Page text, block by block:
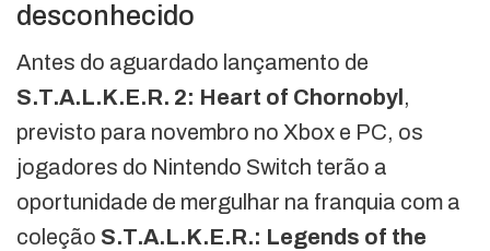
desconhecido
Antes do aguardado lançamento de
S.T.A.L.K.E.R. 2: Heart of Chornobyl ,
previsto para novembro no Xbox e PC, os
jogadores do Nintendo Switch terão a
oportunidade de mergulhar na franquia com a
coleção S.T.A.L.K.E.R.: Legends of the